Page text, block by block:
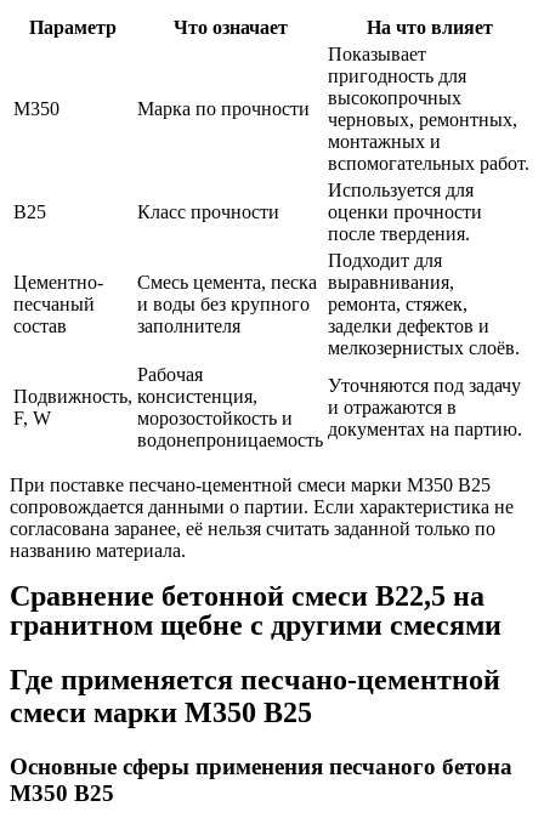
Параметр Что означает На что влияет
М350 Марка по прочности
Показывает
пригодность для
высокопрочных
черновых, ремонтных,
монтажных и
вспомогательных работ.
В25 Класс прочности
Используется для
оценки прочности
после твердения.
Цементно-
песчаный
состав
Смесь цемента, песка
и воды без крупного
заполнителя
Подходит для
выравнивания,
ремонта, стяжек,
заделки дефектов и
мелкозернистых слоёв.
Подвижность,
F, W
Рабочая
консистенция,
морозостойкость и
водонепроницаемость
Уточняются под задачу
и отражаются в
документах на партию.
При поставке песчано-цементной смеси марки М350 В25
сопровождается данными о партии. Если характеристика не
согласована заранее, её нельзя считать заданной только по
названию материала.
Сравнение бетонной смеси В22,5 на
гранитном щебне с другими смесями
Где применяется песчано-цементной
смеси марки М350 В25
Основные сферы применения песчаного бетона
М350 В25